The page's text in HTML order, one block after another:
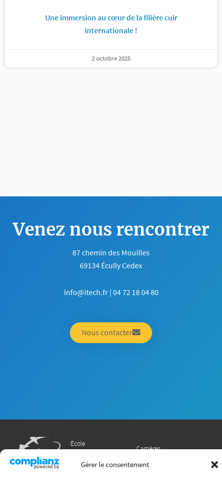
Gérer le consentement
Une immersion au cœur de la filière cuir
internationale !
2 octobre 2025
Venez nous rencontrer
87 chemin des Mouilles
69134 Écully Cedex
info@itech.fr | 04 72 18 04 80
Nous contacter
École
International
Carrières
Recherche